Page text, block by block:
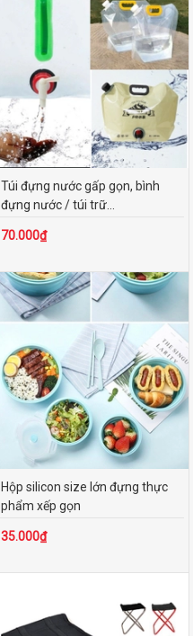
Túi đựng nước gấp gọn, bình
đựng nước / túi trữ...
70.000₫
Hộp silicon size lớn đựng thực
phẩm xếp gọn
35.000₫